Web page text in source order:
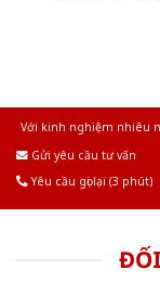
Với kinh nghiệm nhiêu
Gửi yêu cầu tư vấn
Yêu cầu gọi lại (3 phút)